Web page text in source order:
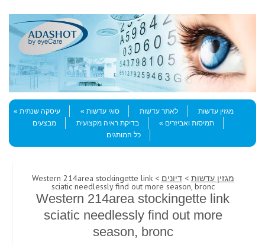
Menu
Skip to content
מגזין עדשות
לאתר עדשות סוגי עדשות
עיסקה שנתית
תמיסות ואביזרים
בדיקת ראיה מקצועית
מבצעים
כל המותגים
מגזין עדשות >דיונים > Western 214area stockingette link
sciatic needlessly find out more season, bronc
Western 214area stockingette link
sciatic needlessly find out more
season, bronc